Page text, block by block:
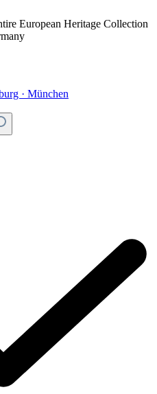
European Heritage Collection
· München